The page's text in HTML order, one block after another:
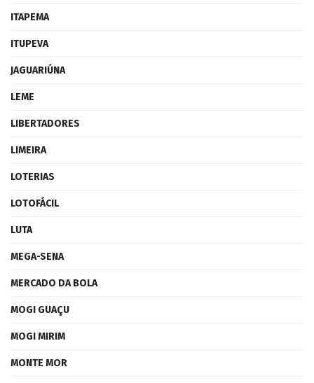
ITAPEMA
ITUPEVA
JAGUARIÚNA
LEME
LIBERTADORES
LIMEIRA
LOTERIAS
LOTOFÁCIL
LUTA
MEGA-SENA
MERCADO DA BOLA
MOGI GUAÇU
MOGI MIRIM
MONTE MOR